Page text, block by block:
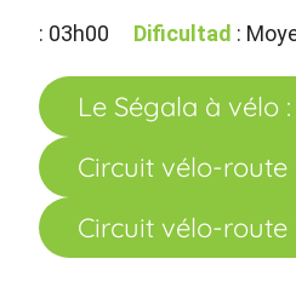
: 03h00 Dificultad :
Le Ségala à vélo
Circuit vélo-route
Circuit vélo-route